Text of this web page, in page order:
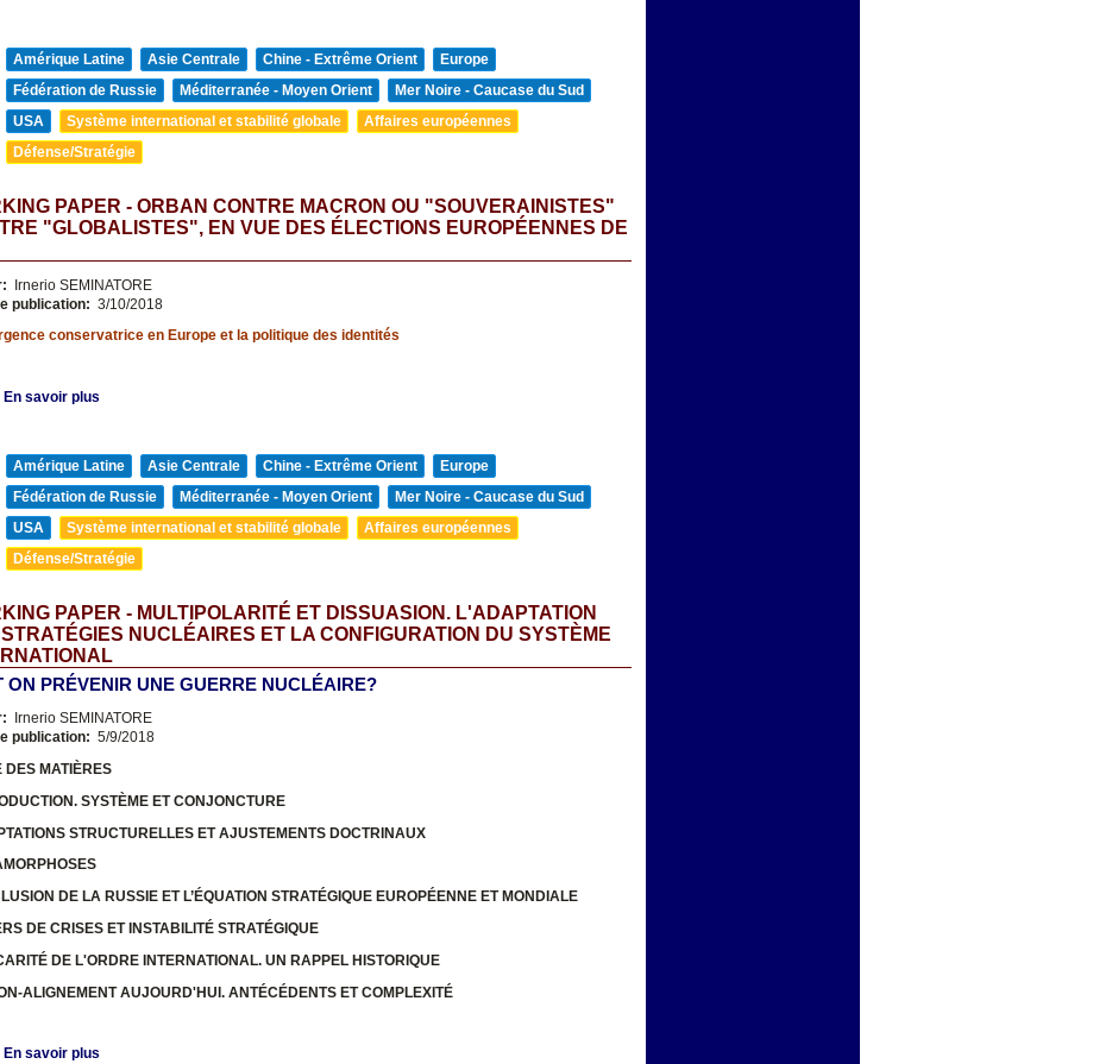
Amérique Latine Asie Centrale Chine - Extrême Orient
Europe
Fédération de Russie
Méditerranée - Moyen Orient
Mer Noire - Caucase du Sud
USA
Système international et stabilité globale
Affaires européennes
Défense/Stratégie
PAPER - ORBAN CONTRE MACRON OU "SOUVERAINISTES"
"GLOBALISTES", EN VUE DES ÉLECTIONS EUROPÉENNES DE
Irnerio SEMINATORE
publication: 3/10/2018
conservatrice en Europe et la politique des identités
En savoir plus
Amérique Latine Asie Centrale Chine - Extrême Orient
Europe
Fédération de Russie
Méditerranée - Moyen Orient
Mer Noire - Caucase du Sud
USA
Système international et stabilité globale
Affaires européennes
Défense/Stratégie
PAPER - MULTIPOLARITÉ ET DISSUASION. L'ADAPTATION
STRATÉGIES NUCLÉAIRES ET LA CONFIGURATION DU SYSTÈME
ON PRÉVENIR UNE GUERRE NUCLÉAIRE?
Irnerio SEMINATORE
publication: 5/9/2018
DES MATIÈRES
SYSTÈME ET CONJONCTURE
STRUCTURELLES ET AJUSTEMENTS DOCTRINAUX
DE LA RUSSIE ET L’ÉQUATION STRATÉGIQUE EUROPÉENNE ET MONDIALE
DE CRISES ET INSTABILITÉ STRATÉGIQUE
DE L'ORDRE INTERNATIONAL. UN RAPPEL HISTORIQUE
ALIGNEMENT AUJOURD'HUI. ANTÉCÉDENTS ET COMPLEXITÉ
En savoir plus